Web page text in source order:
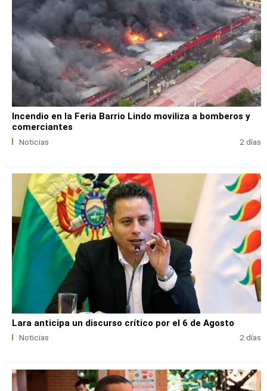
Incendio en la Feria Barrio Lindo moviliza a bomberos y
comerciantes
Noticias 2 días
Lara anticipa un discurso crítico por el 6 de Agosto
Noticias 2 días